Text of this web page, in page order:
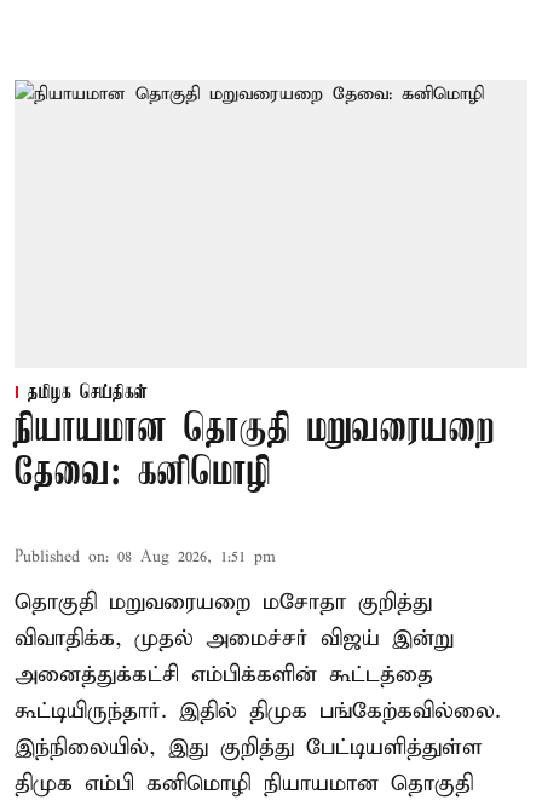
தமிழக செய்திகள்
நியாயமான தொகுதி மறுவரையறை
தேவை: கனிமொழி
Published on: 08 Aug 2026, 1:51 pm
தொகுதி மறுவரையறை மசோதா குறித்து
விவாதிக்க, முதல் அமைச்சர் விஜய் இன்று
அனைத்துக்கட்சி எம்பிக்களின் கூட்டத்தை
கூட்டியிருந்தார். இதில் திமுக பங்கேற்கவில்லை.
இந்நிலையில், இது குறித்து பேட்டியளித்துள்ள
திமுக எம்பி கனிமொழி நியாயமான தொகுதி